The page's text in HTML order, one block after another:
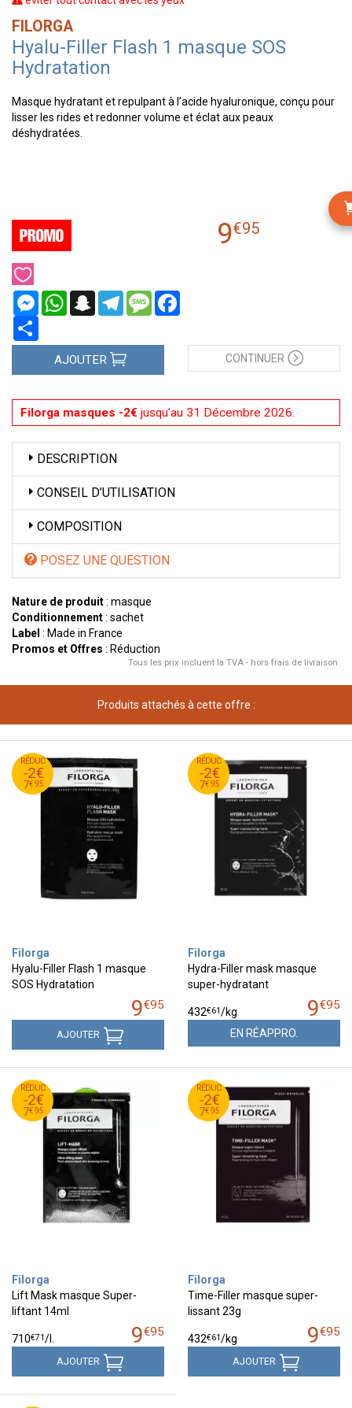
FILORGA
Hyalu-Filler Flash 1 masque SOS
Hydratation
Masque hydratant et repulpant à l’acide hyaluronique, conçu pour
lisser les rides et redonner volume et éclat aux peaux
déshydratées.
MessengerWhatsAppSnapchatTelegramMessage
9€95
AJOUTER CONTINUER
Filorga masques -2€ jusqu'au 31 Décembre 2026.
DESCRIPTION
CONSEIL D’UTILISATION
COMPOSITION
POSEZ UNE QUESTION
Nature de produit: masque
Conditionnement: sachet
Label : Made in France
Promos et Offres : Réduction
Tous les prix incluent la TVA - hors frais de livraison.
Produits attachés à cette offre :
RÉDUC
-2€
7€95
9
€
95
7
€
95
Filorga
Hyalu-Filler Flash 1 masque
SOS Hydratation
9€95
AJOUTER
RÉDUC
-2€
7€95
9
€
95
7
€
95
Filorga
Hydra-Filler mask masque
super-hydratant
9€95
432€61/kg
EN RÉAPPRO.
RÉDUC
-2€
7€95
9
€
95
7
€
95
Filorga
Lift Mask masque Super-
liftant 14ml
9€95
710€71/
AJOUTER
RÉDUC
-2€
7€95
9
€
95
7
€
95
Filorga
Time-Filler masque super-
lissant 23g
9€95
432€61/kg
AJOUTER